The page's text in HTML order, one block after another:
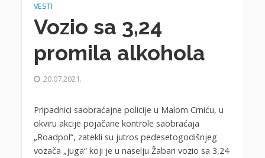
VESTI
Vozio sa 3,24
promila alkohola
20.07.2021.
Pripadnici saobraćajne policije u Malom Crniću, u
okviru akcije pojačane kontrole saobraćaja
„Roadpol“, zatekli su jutros pedesetogodišnjeg
vozača „juga“ koji je u naselju Žabari vozio sa 3,24